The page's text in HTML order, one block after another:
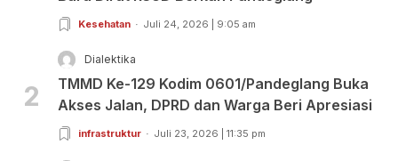
Kesehatan Juli 24, 2026 | 9:05 am
2
Dialektika
TMMD Ke-129 Kodim 0601/Pandeglang Buka
Akses Jalan, DPRD dan Warga Beri Apresiasi
infrastruktur Juli 23, 2026 | 11:35 pm